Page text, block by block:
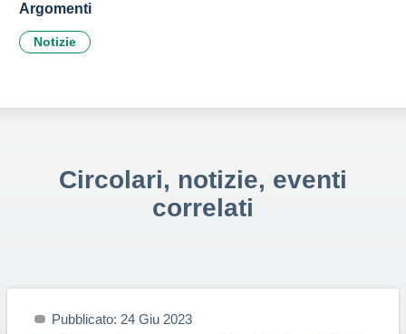
Argomenti
Notizie
Circolari, notizie, eventi
correlati
Pubblicato: 24 Giu 2023